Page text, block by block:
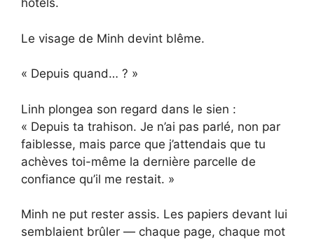
hôtels.
Le visage de Minh devint blême.
« Depuis quand… ? »
Linh plongea son regard dans le sien :
« Depuis ta trahison. Je n’ai pas parlé, non par
faiblesse, mais parce que j’attendais que tu
achèves toi-même la dernière parcelle de
confiance qu’il me restait. »
Minh ne put rester assis. Les papiers devant lui
semblaient brûler — chaque page, chaque mot